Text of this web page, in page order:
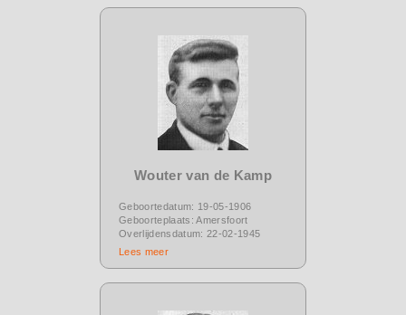
Wouter van de Kamp
Geboortedatum: 19-05-1906
Geboorteplaats: Amersfoort
Overlijdensdatum: 22-02-1945
Lees meer